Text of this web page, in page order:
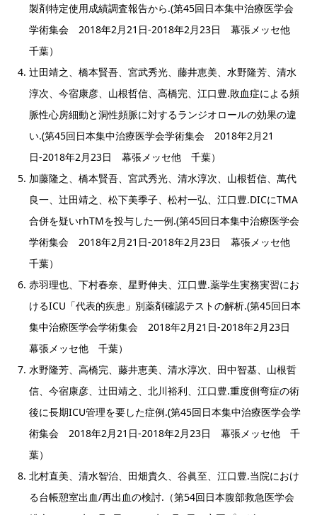
製剤特定使用成績調査報告から.(第45回日本集中治療医学会
学術集会 2018年2月21日-2018年2月23日 幕張メッセ他
千葉）
辻田靖之、橋本賢吾、宮武秀光、藤井恵美、水野隆芳、清水
淳次、今宿康彦、山根哲信、高橋完、江口豊.敗血症による頻
脈性心房細動と洞性頻脈に対するランジオロールの効果の違
い.(第45回日本集中治療医学会学術集会 2018年2月21
日-2018年2月23日 幕張メッセ他 千葉）
加藤隆之、橋本賢吾、宮武秀光、清水淳次、山根哲信、萬代
良一、辻田靖之、松下美季子、松村一弘、江口豊.DICにTMA
合併を疑いrhTMを投与した一例.(第45回日本集中治療医学会
学術集会 2018年2月21日-2018年2月23日 幕張メッセ他
千葉）
赤羽理也、下村春奈、星野伸夫、江口豊.薬学生実務実習にお
けるICU「代表的疾患」別薬剤確認テストの解析.(第45回日本
集中治療医学会学術集会 2018年2月21日-2018年2月23日
幕張メッセ他 千葉）
水野隆芳、高橋完、藤井恵美、清水淳次、田中智基、山根哲
信、今宿康彦、辻田靖之、北川裕利、江口豊.重度側弯症の術
後に長期ICU管理を要した症例.(第45回日本集中治療医学会学
術集会 2018年2月21日-2018年2月23日 幕張メッセ他 千
葉）
北村直美、清水智治、田畑貴久、谷眞至、江口豊.当院におけ
る台帳憩室出血/再出血の検討.（第54回日本腹部救急医学会